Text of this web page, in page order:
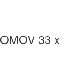
33 x